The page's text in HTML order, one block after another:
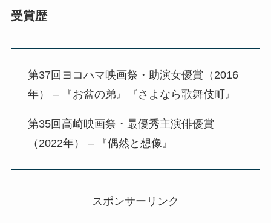
受賞歴
第37回ヨコハマ映画祭・助演女優賞（2016
年） – 『お盆の弟』『さよなら歌舞伎町』
第35回高崎映画祭・最優秀主演俳優賞
（2022年） – 『偶然と想像』
スポンサーリンク